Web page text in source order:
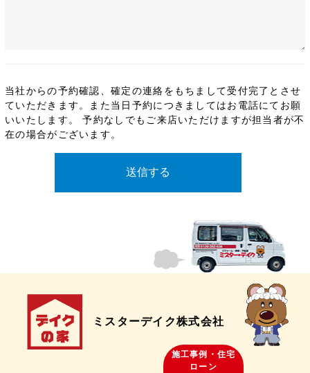
当社からの予約確認、確定の連絡をもちまして受付完了とさせ
ていただきます。また当日予約につきましてはお電話にてお願
いいたします。 予約なしでもご来店いただけますが担当者が不
在の場合がございます。
ミスターデイク株式会社
施工事例・住宅
ローン